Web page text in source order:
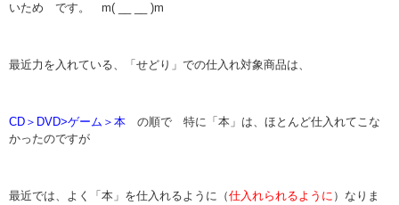
いため です。 m( __ __ )m
最近力を入れている、「せどり」での仕入れ対象商品は、
CD＞DVD>ゲーム＞本 の順で 特に「本」は、ほとんど仕入れてこな
かったのですが
最近では、よく「本」を仕入れるように（仕入れられるように ）なりま